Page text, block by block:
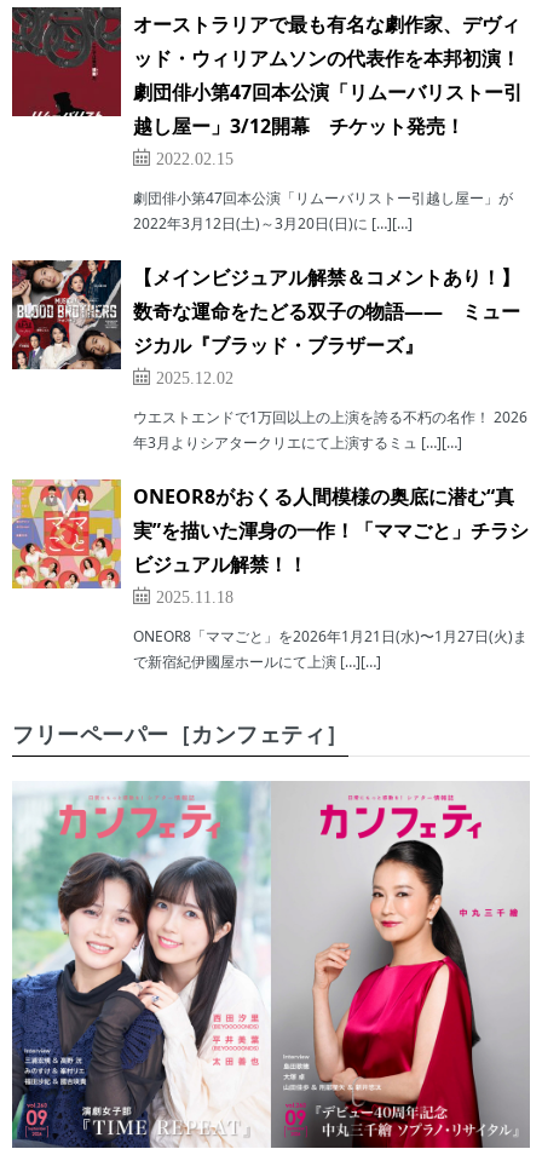
オーストラリアで最も有名な劇作家、デヴィ
ッド・ウィリアムソンの代表作を本邦初演！
劇団俳小第47回本公演「リムーバリストー引
越し屋ー」3/12開幕 チケット発売！
2022.02.15
劇団俳小第47回本公演「リムーバリストー引越し屋ー」が
2022年3月12日(土)～3月20日(日)に […][…]
【メインビジュアル解禁＆コメントあり！】
数奇な運命をたどる双子の物語―― ミュー
ジカル『ブラッド・ブラザーズ』
2025.12.02
ウエストエンドで1万回以上の上演を誇る不朽の名作！ 2026
年3月よりシアタークリエにて上演するミュ […][…]
ONEOR8がおくる人間模様の奥底に潜む“真
実”を描いた渾身の一作！「ママごと」チラシ
ビジュアル解禁！！
2025.11.18
ONEOR8「ママごと」を2026年1月21日(水)〜1月27日(火)ま
で新宿紀伊國屋ホールにて上演 […][…]
フリーペーパー［カンフェティ］